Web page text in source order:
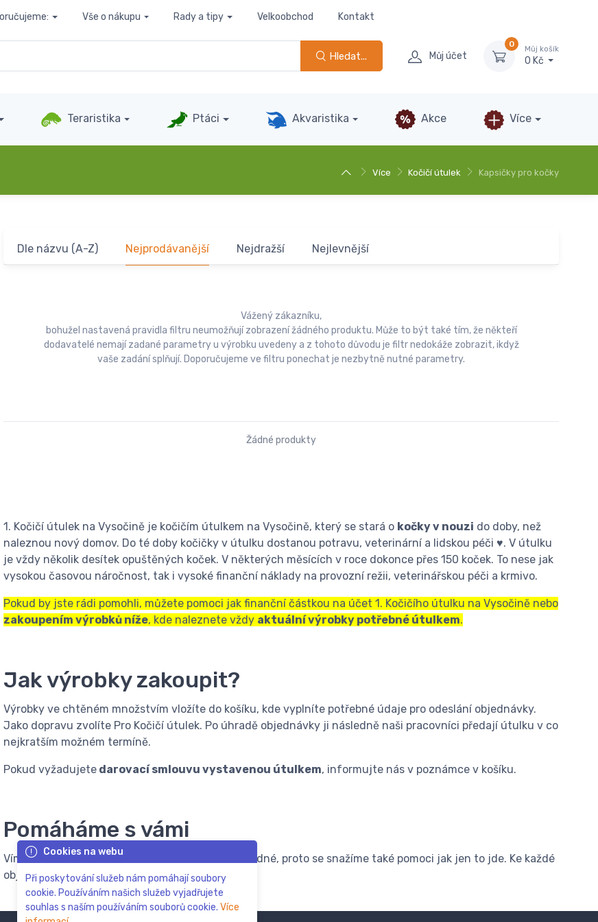
Vše o nákupu Rady a tipy Velkoobchod Kontakt
Hledat... Můj účet
0
Můj košík
0 Kč
Teraristika Ptáci Akvaristika Akce Více
Více Kočičí útulek Kapsičky pro kočky
Dle názvu (A-Z) Nejprodávanější Nejdražší Nejlevnější
Vážený zákazníku,
bohužel nastavená pravidla filtru neumožňují zobrazení žádného produktu. Může to být také tím, že někteří
dodavatelé nemají zadané parametry u výrobku uvedeny a z tohoto důvodu je filtr nedokáže zobrazit, ikdyž
vaše zadání splňují. Doporučujeme ve filtru ponechat je nezbytně nutné parametry.
Žádné produkty
1. Kočičí útulek na Vysočině je kočičím útulkem na Vysočině, který se stará o kočky v nouzi do doby, než
naleznou nový domov. Do té doby kočičky v útulku dostanou potravu, veterinární a lidskou péči ♥. V útulku
je vždy několik desítek opuštěných koček. V některých měsících v roce dokonce přes 150 koček. To nese jak
vysokou časovou náročnost, tak i vysoké finanční náklady na provozní režii, veterinářskou péči a krmivo.
Pokud by jste rádi pomohli, můžete pomoci jak finanční částkou na účet 1. Kočičího útulku na Vysočině nebo
zakoupením výrobků níže, kde naleznete vždy aktuální výrobky potřebné útulkem.
Jak výrobky zakoupit?
Výrobky ve chtěném množstvím vložíte do košíku, kde vyplníte potřebné údaje pro odeslání objednávky.
Jako dopravu zvolíte Pro Kočičí útulek. Po úhradě objednávky ji následně naši pracovníci předají útulku v co
nejkratším možném termíně.
Pokud vyžadujete darovací smlouvu vystavenou útulkem, informujte nás v poznámce v košíku.
Pomáháme s vámi
Víme, že 1. Kočičí útulek na Vysočině to nemá snadné, proto se snažíme také pomoci jak jen to jde. Ke každé
objednávcedáme útulku vždy něco navíc
Cookies na webu
Při poskytování služeb nám pomáhají soubory
cookie. Používáním našich služeb vyjadřujete
souhlas s naším používáním souborů cookie. Více